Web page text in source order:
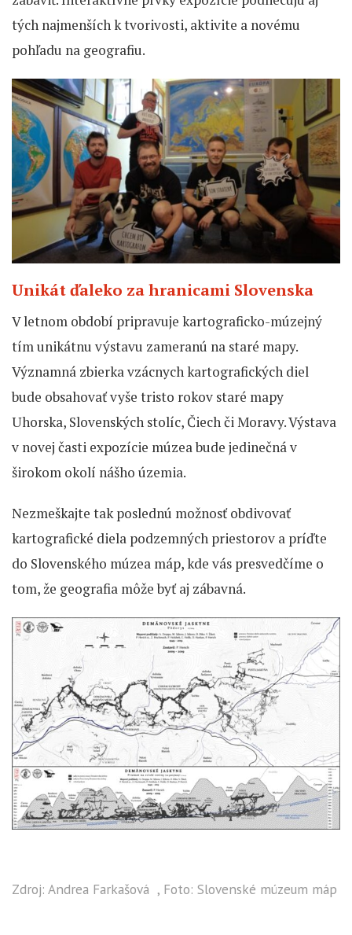
tých najmenších k tvorivosti, aktivite a novému
pohľadu na geografiu.
Unikát ďaleko za hranicami Slovenska
V letnom období pripravuje kartograficko-múzejný
tím unikátnu výstavu zameranú na staré mapy.
Významná zbierka vzácnych kartografických diel
bude obsahovať vyše tristo rokov staré mapy
Uhorska, Slovenských stolíc, Čiech či Moravy. Výstava
v novej časti expozície múzea bude jedinečná v
širokom okolí nášho územia.
Nezmeškajte tak poslednú možnosť obdivovať
kartografické diela podzemných priestorov a príďte
do Slovenského múzea máp, kde vás presvedčíme o
tom, že geografia môže byť aj zábavná.
Zdroj: Andrea Farkašová , Foto: Slovenské múzeum máp